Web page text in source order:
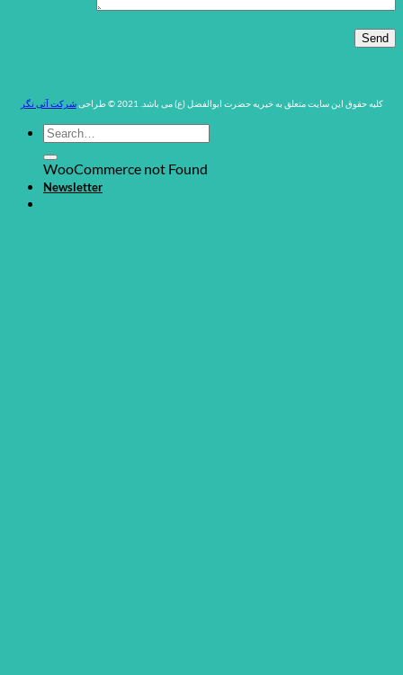
کلیه حقوق این سایت متعلق به خیریه حضرت ابوالفضل (ع) می باشد. 2021 © طراحی شرکت آتی نگر
WooCommerce not Found
Newsletter